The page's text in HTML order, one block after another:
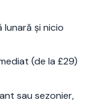
și nicio
(de la £29)
sau sezonier,